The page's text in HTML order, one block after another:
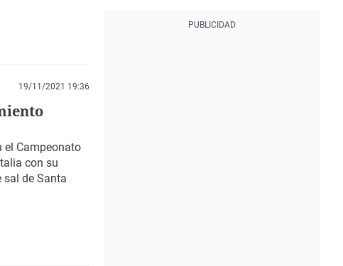
19/11/2021 19:36
el Campeonato
con su
sal de Santa